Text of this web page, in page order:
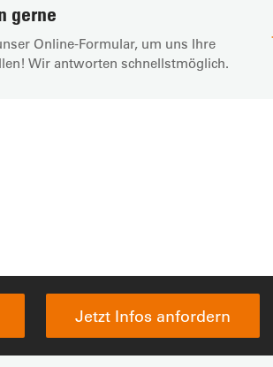
gerne
Online-Formular, um uns Ihre
Wir antworten schnellstmöglich.
Jetzt Infos anfordern